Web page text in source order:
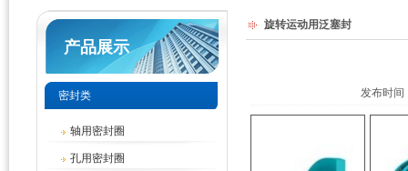
产品展示
密封类
轴用密封圈
孔用密封圈
旋转运动用泛塞封
发布时